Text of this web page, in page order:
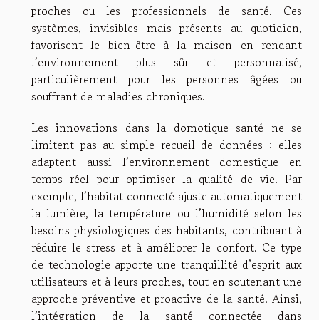
proches ou les professionnels de santé. Ces
systèmes, invisibles mais présents au quotidien,
favorisent le bien-être à la maison en rendant
l’environnement plus sûr et personnalisé,
particulièrement pour les personnes âgées ou
souffrant de maladies chroniques.
Les innovations dans la domotique santé ne se
limitent pas au simple recueil de données : elles
adaptent aussi l’environnement domestique en
temps réel pour optimiser la qualité de vie. Par
exemple, l’habitat connecté ajuste automatiquement
la lumière, la température ou l’humidité selon les
besoins physiologiques des habitants, contribuant à
réduire le stress et à améliorer le confort. Ce type
de technologie apporte une tranquillité d’esprit aux
utilisateurs et à leurs proches, tout en soutenant une
approche préventive et proactive de la santé. Ainsi,
l’intégration de la santé connectée dans